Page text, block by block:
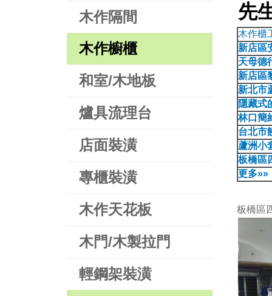
木作隔間
木作櫥櫃
和室/木地板
爐具流理台
店面裝潢
專櫃裝潢
木作天花板
木門/木製拉門
輕鋼架裝潢
先
木作櫃
新店區
天母德
新店區
新北市
隱藏式
林口簡
台北市
蘆洲小
板橋區
更多»»
板橋區